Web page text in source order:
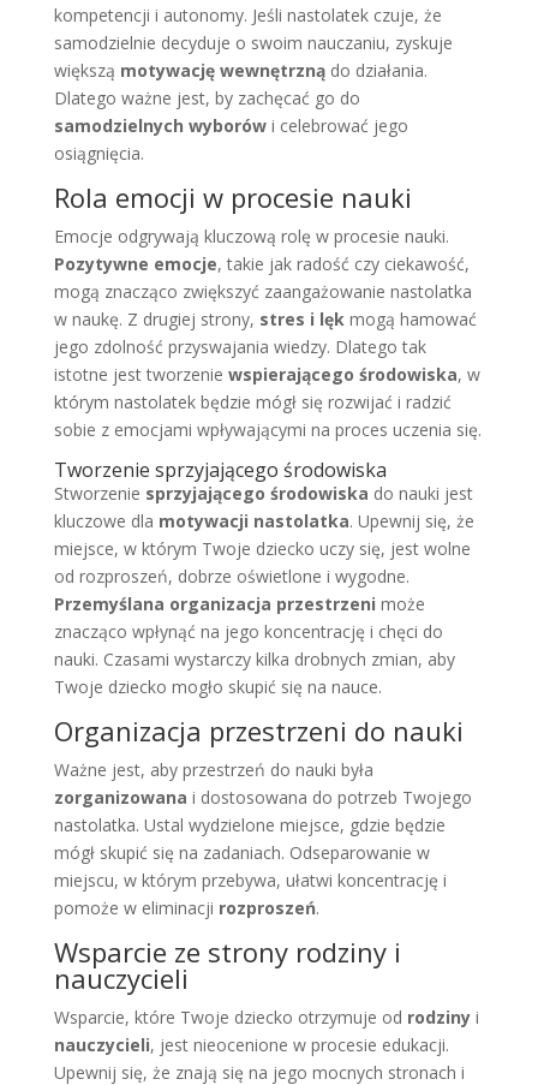
kompetencji i autonomy. Jeśli nastolatek czuje, że
samodzielnie decyduje o swoim nauczaniu, zyskuje
większą motywację wewnętrznądo działania.
Dlatego ważne jest, by zachęcać go do
samodzielnych wyborówi celebrować jego
osiągnięcia.
Rola emocji w procesie nauki
Emocje odgrywają kluczową rolę w procesie nauki.
Pozytywne emocje, takie jak radość czy ciekawość,
mogą znacząco zwiększyć zaangażowanie nastolatka
w naukę. Z drugiej strony, stres i lękmogą hamować
jego zdolność przyswajania wiedzy. Dlatego tak
istotne jest tworzenie wspierającego środowiska, w
którym nastolatek będzie mógł się rozwijać i radzić
sobie z emocjami wpływającymi na proces uczenia się.
Tworzenie sprzyjającego środowiska
Stworzenie sprzyjającego środowiska do nauki jest
kluczowe dla motywacji nastolatka. Upewnij się, że
miejsce, w którym Twoje dziecko uczy się, jest wolne
od rozproszeń, dobrze oświetlone i wygodne.
Przemyślana organizacja przestrzeni może
znacząco wpłynąć na jego koncentrację i chęci do
nauki. Czasami wystarczy kilka drobnych zmian, aby
Twoje dziecko mogło skupić się na nauce.
Organizacja przestrzeni do nauki
Ważne jest, aby przestrzeń do nauki była
zorganizowana i dostosowana do potrzeb Twojego
nastolatka. Ustal wydzielone miejsce, gdzie będzie
mógł skupić się na zadaniach. Odseparowanie w
miejscu, w którym przebywa, ułatwi koncentrację i
pomoże w eliminacji rozproszeń.
Wsparcie ze strony rodziny i
nauczycieli
Wsparcie, które Twoje dziecko otrzymuje od rodzinyi
nauczycieli, jest nieocenione w procesie edukacji.
Upewnij się, że znają się na jego mocnych stronach i